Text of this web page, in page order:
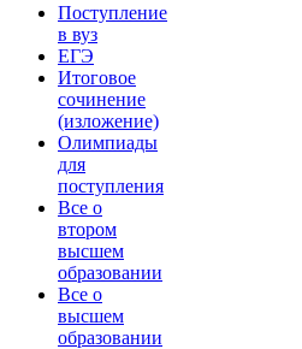
Поступление
в вуз
ЕГЭ
Итоговое
сочинение
(изложение)
Олимпиады
для
поступления
Все о
втором
высшем
образовании
Все о
высшем
образовании